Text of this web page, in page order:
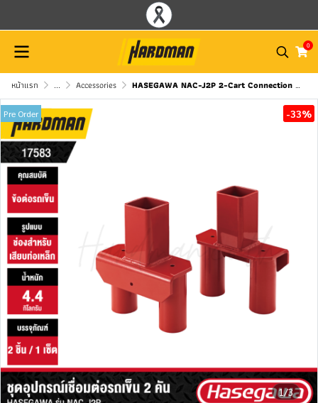
0
หน้าแรก ... Accessories HASEGAWA NAC-J2P 2-Cart Connection Fitting with Pipe Sockets
1/3
Pre Order -33%